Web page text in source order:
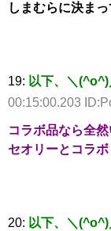
しまむらに決ま
19: 以下、＼
00:15:00.203
コラボ品なら全
セオリーとコラ
20: 以下、＼